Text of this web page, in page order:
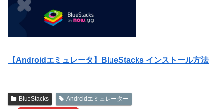
【Androidエミュレータ】BlueStacks インストール方法
BlueStacks Androidエミュレーター